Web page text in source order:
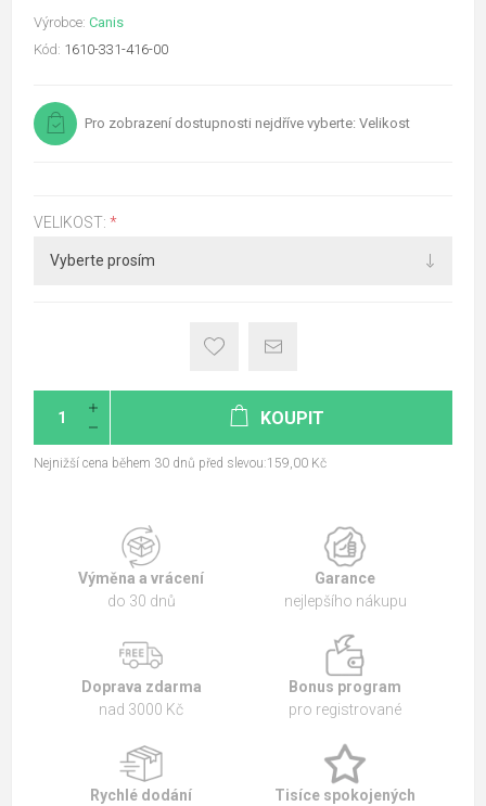
Výrobce: Canis
Kód: 1610-331-416-00
Pro zobrazení dostupnosti nejdříve vyberte: Velikost
VELIKOST: *
KOUPIT
Nejnižší cena během 30 dnů před slevou:159,00 Kč
Výměna a vrácení
do 30 dnů
Garance
nejlepšího nákupu
Doprava zdarma
nad 3000 Kč
Bonus program
pro registrované
Rychlé dodání
Tisíce spokojených